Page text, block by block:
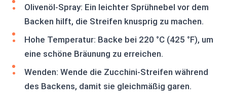
Olivenöl-Spray: Ein leichter Sprühnebel vor dem
Backen hilft, die Streifen knusprig zu machen.
Hohe Temperatur: Backe bei 220 °C (425 °F), um
eine schöne Bräunung zu erreichen.
Wenden: Wende die Zucchini-Streifen während
des Backens, damit sie gleichmäßig garen.